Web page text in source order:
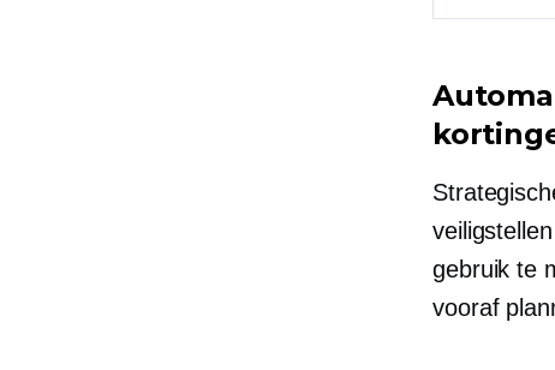
gebruik te
vooraf